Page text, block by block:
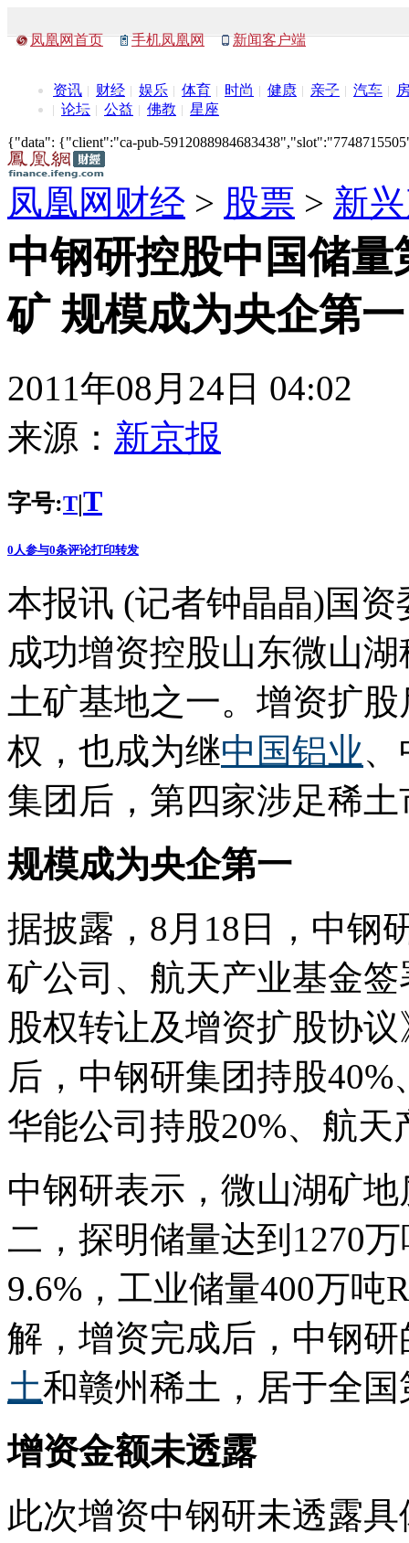
凤凰网首页 手机凤凰网 新闻客户端
资讯 财经 娱乐 体育 时尚 健康 亲子 汽车
论坛
公益 佛教 星座
{"data": {"client":"ca-pub-
凤凰网财经 > 股票 > 新
中钢研控股中国储量
矿 规模成为央企第一
2011年08月24日 04:02
来源： 新京报
字号:T|T
0 人参与0条评论打印转发
本报讯 (记者钟晶晶)国
成功增资控股山东微山
土矿基地之一。增资扩
权，也成为继中国铝业
集团后，第四家涉足稀
规模成为央企第一
据披露，8月18日，中钢
矿公司、航天产业基金
股权转让及增资扩股协
后，中钢研集团持股
华能公司持股20%、航天
中钢研表示，微山湖矿
二，探明储量达到1270
9.6%，工业储量400万吨
解，增资完成后，中钢
土和赣州稀土，居于全
增资金额未透露
此次增资中钢研未透露